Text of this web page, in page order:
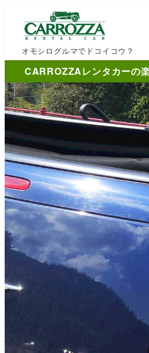
オモシログルマでドコイコウ？
CARROZZAレンタカーの